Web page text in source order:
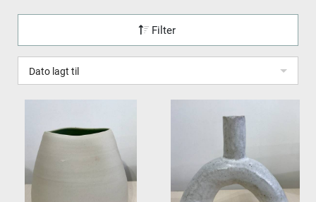
Filter
Dato lagt til